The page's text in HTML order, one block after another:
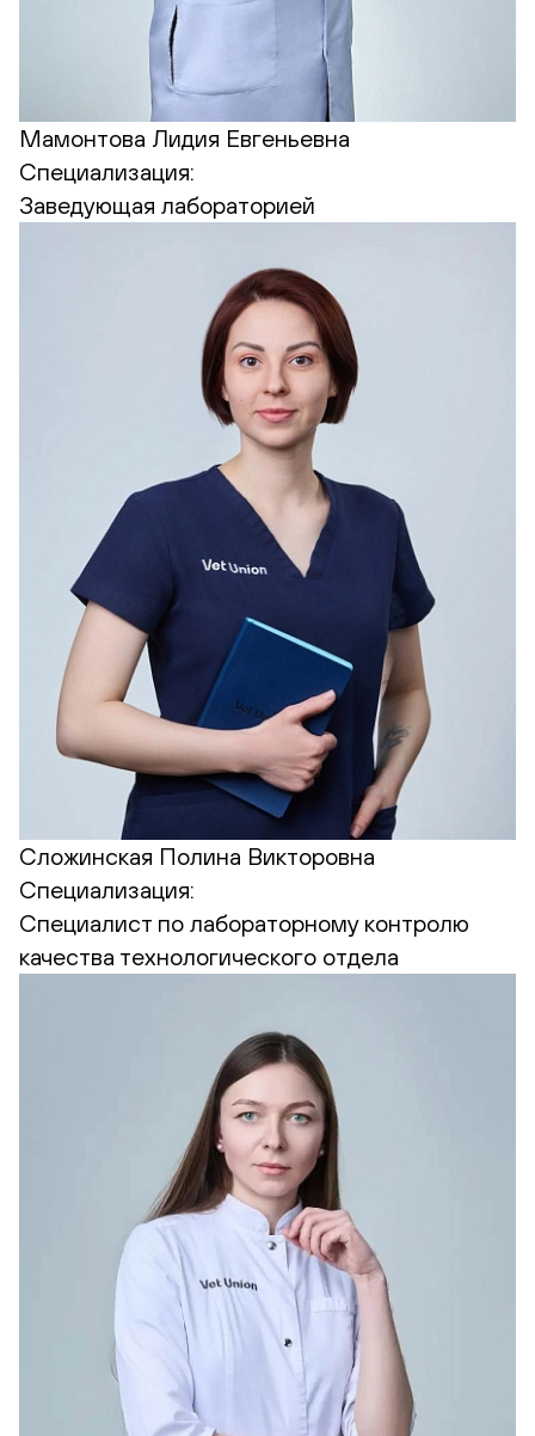
Мамонтова Лидия Евгеньевна
Специализация:
Заведующая лабораторией
Сложинская Полина Викторовна
Специализация:
Cпециалист по лабораторному контролю
качества технологического отдела